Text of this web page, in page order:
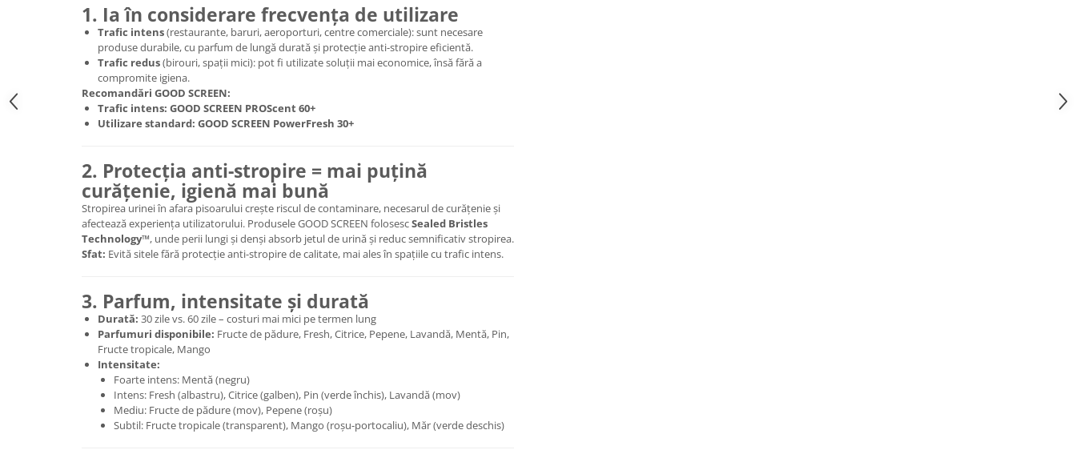
1. Ia în considerare frecvența de utilizare
Trafic intens(restaurante, baruri, aeroporturi, centre comerciale): sunt necesare
produse durabile, cu parfum de lungă durată și protecție anti-stropire eficientă.
Trafic redus(birouri, spații mici): pot fi utilizate soluții mai economice, însă fără a
compromite igiena.
Recomandări GOOD SCREEN:
Trafic intens: GOOD SCREEN PROScent 60+
Utilizare standard: GOOD SCREEN PowerFresh 30+
2. Protecția anti-stropire = mai puțină
curățenie, igienă mai bună
Stropirea urinei în afara pisoarului crește riscul de contaminare, necesarul de curățenie și
afectează experiența utilizatorului. Produsele GOOD SCREEN folosescSealed Bristles
Technology™, unde perii lungi și denși absorb jetul de urină și reduc semnificativ stropirea.
Sfat: Evită sitele fără protecție anti-stropire de calitate, mai ales în spațiile cu trafic intens.
3. Parfum, intensitate și durată
Durată: 30 zile vs. 60 zile – costuri mai mici pe termen lung
Parfumuri disponibile: Fructe de pădure, Fresh, Citrice, Pepene, Lavandă, Mentă, Pin,
Fructe tropicale, Mango
Intensitate:
Foarte intens: Mentă (negru)
Intens: Fresh (albastru), Citrice (galben), Pin (verde închis), Lavandă (mov)
Mediu: Fructe de pădure (mov), Pepene (roșu)
Subtil: Fructe tropicale (transparent), Mango (roșu-portocaliu), Măr (verde deschis)